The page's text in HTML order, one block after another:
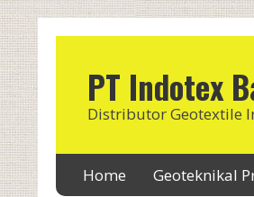
PT Indotex
Distributor Geotextile
Home Geoteknikal